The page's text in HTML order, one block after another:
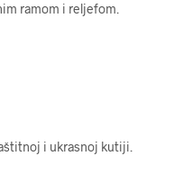
ramom i reljefom.
i ukrasnoj kutiji.